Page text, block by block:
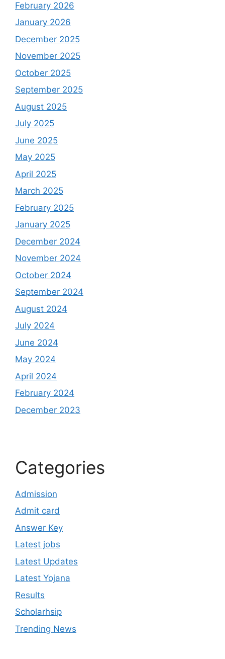
February 2026
January 2026
December 2025
November 2025
October 2025
September 2025
August 2025
July 2025
June 2025
May 2025
April 2025
March 2025
February 2025
January 2025
December 2024
November 2024
October 2024
September 2024
August 2024
July 2024
June 2024
May 2024
April 2024
February 2024
December 2023
Categories
Admission
Admit card
Answer Key
Latest jobs
Latest Updates
Latest Yojana
Results
Scholarhsip
Trending News